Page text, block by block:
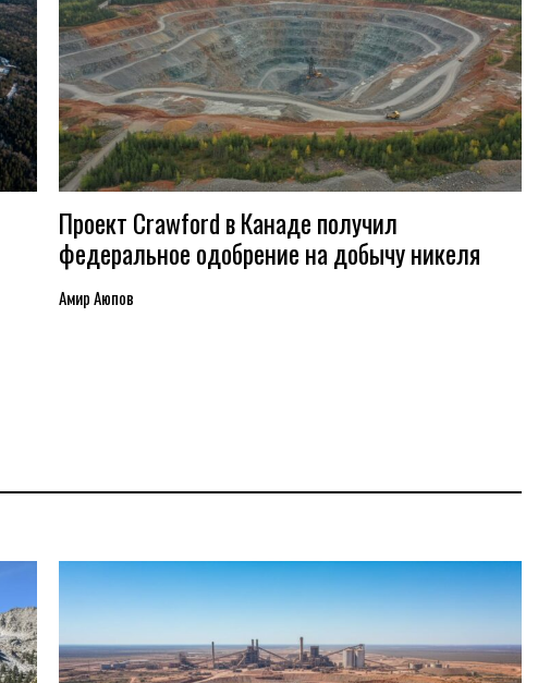
Проект Crawford в Канаде получил
федеральное одобрение на добычу никеля
Амир Аюпов